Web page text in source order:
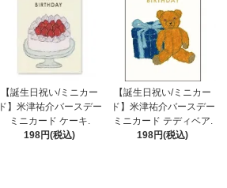
【誕生日祝い/ミニカー
ド】米津祐介バースデー
ミニカード ケーキ.
198円(税込)
【誕生日祝い/ミニカー
ド】米津祐介バースデー
ミニカード テディベア.
198円(税込)